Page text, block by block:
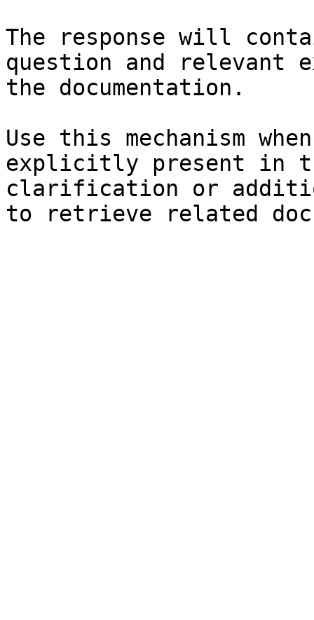
The response will
question and relevant
the documentation.
Use this mechanism
explicitly present in
clarification or